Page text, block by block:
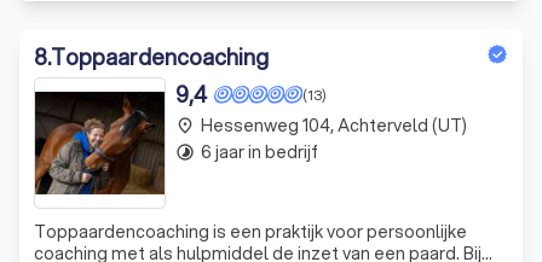
8.Toppaardencoaching
(13)
9,4
Toppaardencoaching is een praktijk voor persoonlijke
coaching met als hulpmiddel de inzet van een paard. Bij
place Hessenweg 104, Achterveld (UT)
timelapse 6 jaar in bedrijf